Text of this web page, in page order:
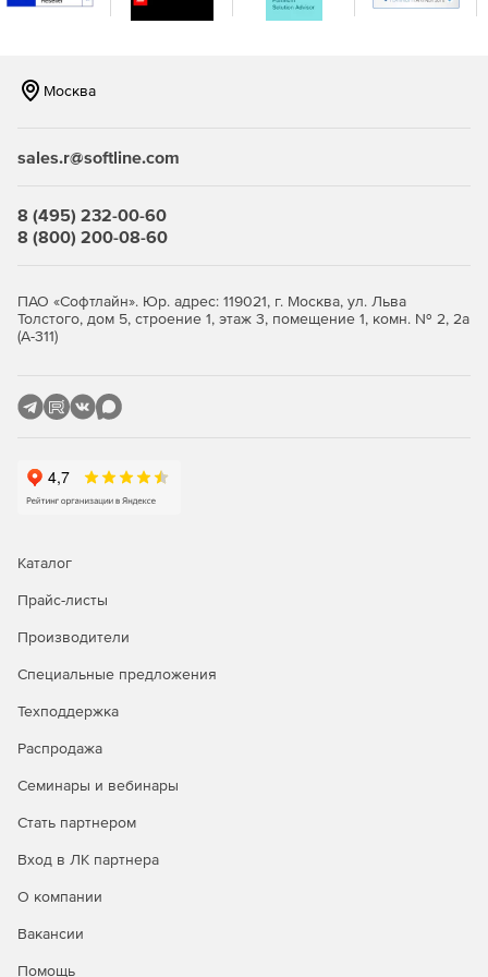
Москва
sales.r@softline.com
8 (495) 232-00-60
8 (800) 200-08-60
ПАО «Софтлайн». Юр. адрес: 119021, г. Москва, ул. Льва
Толстого, дом 5, строение 1, этаж 3, помещение 1, комн. № 2, 2а
(А-311)
Каталог
Прайс-листы
Производители
Специальные предложения
Техподдержка
Распродажа
Семинары и вебинары
Стать партнером
Вход в ЛК партнера
О компании
Вакансии
Помощь